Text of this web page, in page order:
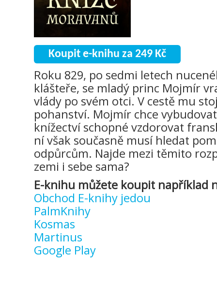
Koupit e-knihu za 249 Kč
Roku 829, po sedmi letech
klášteře, se mladý princ Mojmír
vlády po svém otci. V cestě mu
pohanství. Mojmír chce
knížectví schopné vzdorovat
ní však současně musí hledat
odpůrcům. Najde mezi těmito
zemi i sebe sama?
E-knihu můžete koupit například
Obchod E-knihy jedou
PalmKnihy
Kosmas
Martinus
Google Play